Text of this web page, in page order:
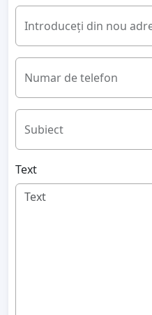
Introduceți din nou
Numar de telefon
Subiect
Text